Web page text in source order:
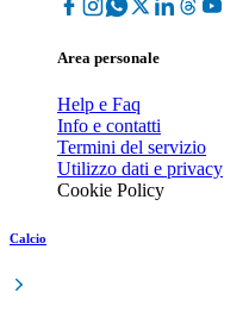
Area personale
Help e Faq
Info e contatti
Termini del servizio
Utilizzo dati e privacy
Cookie Policy
Calcio